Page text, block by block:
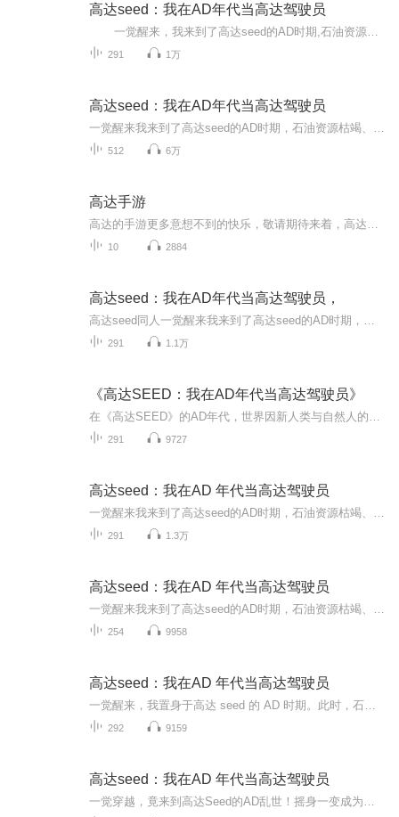
高达seed：我在AD年代当高达驾驶员
291 1万
高达seed：我在AD年代当高达驾驶员
512 6万
高达手游
10 2884
高达seed：我在AD年代当高达驾驶员，
291 1.1万
《高达SEED：我在AD年代当高达驾驶员》
291 9727
高达seed：我在AD 年代当高达驾驶员
291 1.3万
高达seed：我在AD 年代当高达驾驶员
254 9958
高达seed：我在AD 年代当高达驾驶员
292 9159
高达seed：我在AD 年代当高达驾驶员